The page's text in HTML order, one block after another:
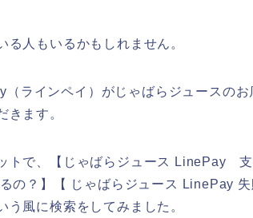
る人もいるかもしれません。
ラインペイ）がじゃばらジュースの
きます。
トで、【じゃばらジュース LinePay
の？】【 じゃばらジュース LinePay 失
風に検索をしてみました。